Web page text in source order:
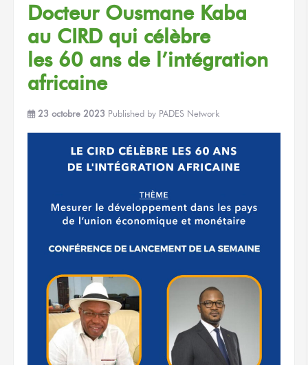
Docteur Ousmane Kaba
au CIRD qui célèbre
les 60 ans de l’intégration
africaine
23 octobre 2023 Published by PADES Network